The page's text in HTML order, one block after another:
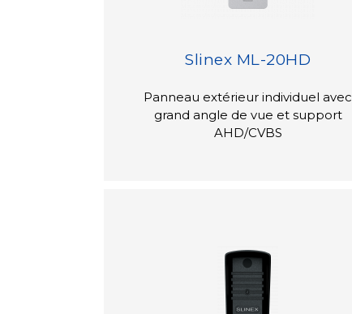
Slinex ML-20HD
Panneau extérieur individuel avec
grand angle de vue et support
AHD/CVBS